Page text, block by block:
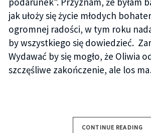
jak ułoży się życie młodych
ogromnej radości, w tym roku
by wszystkiego się dowiedzieć.
Wydawać by się mogło, że Oliwia
szczęśliwe zakończenie, ale los
CONTINUE READING